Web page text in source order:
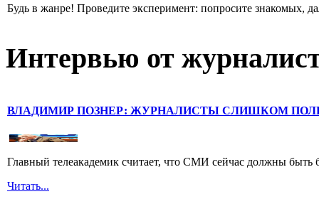
Будь в жанре! Проведите эксперимент: попросите знакомых,
Интервью от
ВЛАДИМИР ПОЗНЕР: ЖУРНАЛИСТЫ СЛИШКОМ
Главный телеакадемик считает, что СМИ сейчас должны быть
Читать...